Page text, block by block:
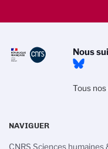
Nous
Tous
NAVIGUER
CNRS Sciences humaines